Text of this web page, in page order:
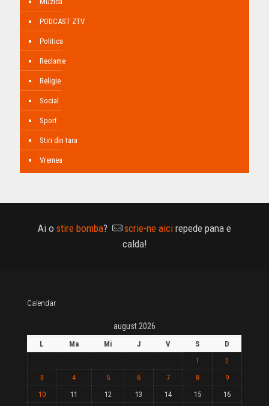
PODCAST ZTV
Politica
Reclame
Religie
Social
Sport
Stiri din tara
Vremea
Ai o stire bomba? scrie-ne aici repede pana e
calda!
Calendar
august 2026
L Ma Mi J V S
D
1
2
3
4 5 6 7 8
9
10
11 12 13 14 15
16